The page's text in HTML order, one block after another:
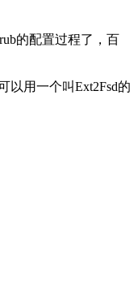
的配置过程了，百
以用一个叫Ext2Fsd的